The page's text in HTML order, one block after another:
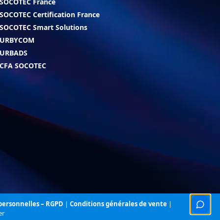
Certification France
Smart Solutions
SOCOTEC
– RGPD | Conditions générales de vente |